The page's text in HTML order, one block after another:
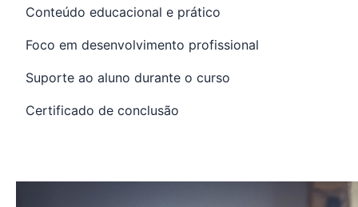
Conteúdo educacional e prático
Foco em desenvolvimento profissional
Suporte ao aluno durante o curso
Certificado de conclusão